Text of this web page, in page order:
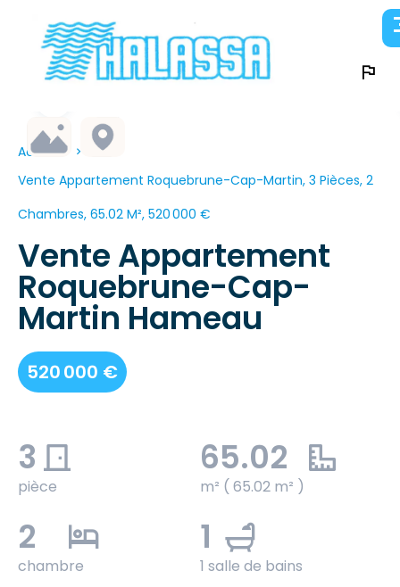
Accueil
Vente Appartement Roquebrune-Cap-Martin, 3 Pièces, 2
Chambres, 65.02 M², 520 000 €
Vente Appartement
Roquebrune-Cap-
Martin Hameau
520 000 €
3
pièce
65.02
m² ( 65.02 m² )
2
chambre
1
1 salle de bains